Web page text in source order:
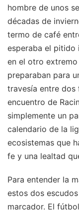
hombre de unos
décadas de
termo de café
esperaba el pitido
en el otro
preparaban para
travesía entre dos
encuentro de
simplemente un
calendario de la
ecosistemas que
fe y una lealtad
Para entender la
estos dos
marcador. El